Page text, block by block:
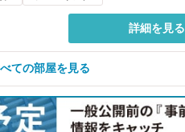
詳細を見る
ての部屋を見る